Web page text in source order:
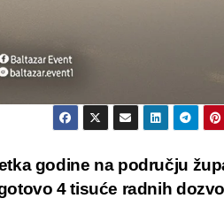
godine na području
4 tisuće radnih